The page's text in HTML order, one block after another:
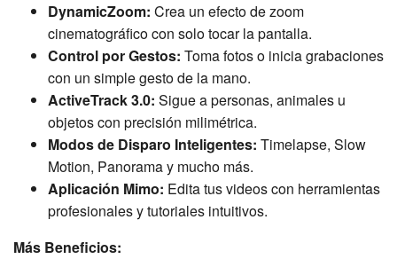
DynamicZoom: Crea un efecto de zoom
cinematográfico con solo tocar la pantalla.
Control por Gestos: Toma fotos o inicia grabaciones
con un simple gesto de la mano.
ActiveTrack 3.0: Sigue a personas, animales u
objetos con precisión milimétrica.
Modos de Disparo Inteligentes: Timelapse, Slow
Motion, Panorama y mucho más.
Aplicación Mimo: Edita tus videos con herramientas
profesionales y tutoriales intuitivos.
Más Beneficios: